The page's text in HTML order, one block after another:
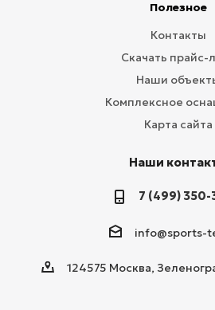
Полезное
Контакты
Скачать прайс-
Наши
Комплексное
Карта сайта
Наши
7 (499) 350-
info@sports-
124575 Москва,